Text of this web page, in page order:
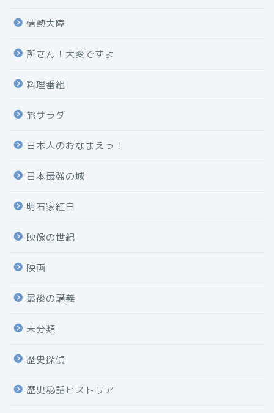
情熱大陸
所さん！大変ですよ
料理番組
旅サラダ
日本人のおなまえっ！
日本最強の城
明石家紅白
映像の世紀
映画
最後の講義
未分類
歴史探偵
歴史秘話ヒストリア